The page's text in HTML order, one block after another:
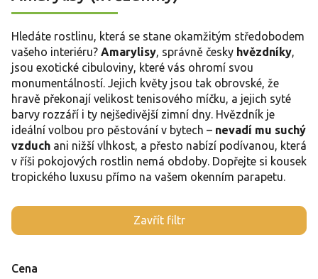
Hledáte rostlinu, která se stane okamžitým středobodem
vašeho interiéru? Amarylisy , správně česky hvězdníky
jsou exotické cibuloviny, které vás ohromí svou
monumentálností. Jejich květy jsou tak obrovské, že
hravě překonají velikost tenisového míčku, a jejich syté
barvy rozzáří i ty nejšedivější zimní dny. Hvězdník je
ideální volbou pro pěstování v bytech – nevadí mu suchý
vzduch ani nižší vlhkost, a přesto nabízí podívanou, která
v říši pokojových rostlin nemá obdoby. Dopřejte si kousek
tropického luxusu přímo na vašem okenním parapetu.
Zavřít filtr
Cena
V
ý
s